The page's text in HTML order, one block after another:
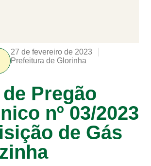
27 de fevereiro de 2023
Prefeitura de Glorinha
Pregão
nº 03/2023
de Gás